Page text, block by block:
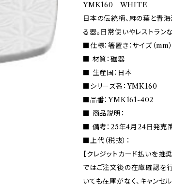
YMK160 WHITE
日本の伝統柄、麻の葉と青
る器。日常使いやレストラ
■仕様：箸置き：サイズ（
■ 材質：磁器
■ 生産国：日本
■シリーズ番：YMK160
■品番：YMK161-402
■ 商品説明：
■ 備考：25年4月24日発売
■上代（税抜）：
【クレジットカード払いを推
ではご注文後の在庫確認を
いても在庫がなく、キャンセ